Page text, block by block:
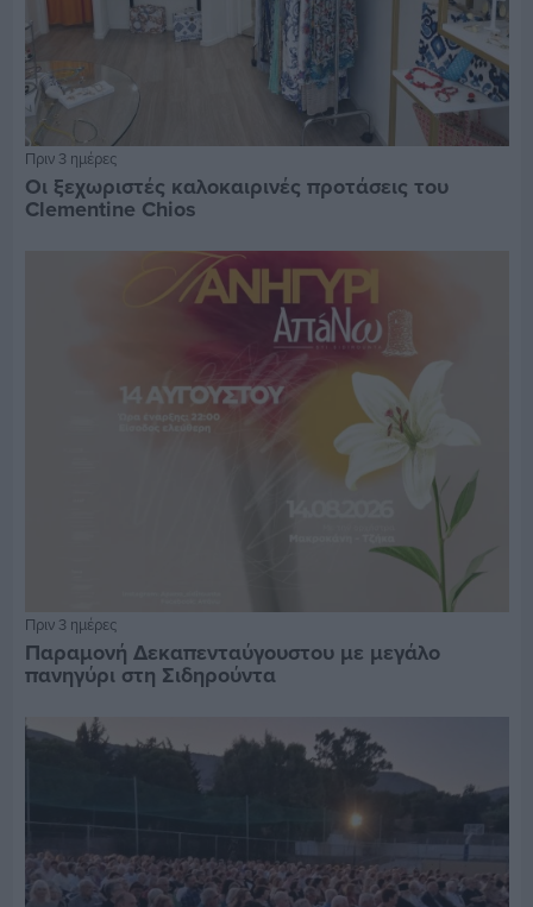
Πριν 3 ημέρες
Οι ξεχωριστές καλοκαιρινές προτάσεις του
Clementine Chios
Πριν 3 ημέρες
Παραμονή Δεκαπενταύγουστου με μεγάλο
πανηγύρι στη Σιδηρούντα